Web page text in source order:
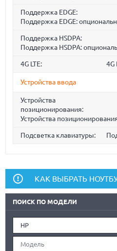
Поддержка EDGE:
Поддержка EDGE:
Поддержка HSDPA:
Поддержка HSDPA:
4G LTE: 4G
Устройства ввода
Устройства
позиционирования:
Устройства
Подсветка клавиатуры:
КАК ВЫБРАТЬ
ПОИСК ПО МОДЕЛИ
HP
Модель